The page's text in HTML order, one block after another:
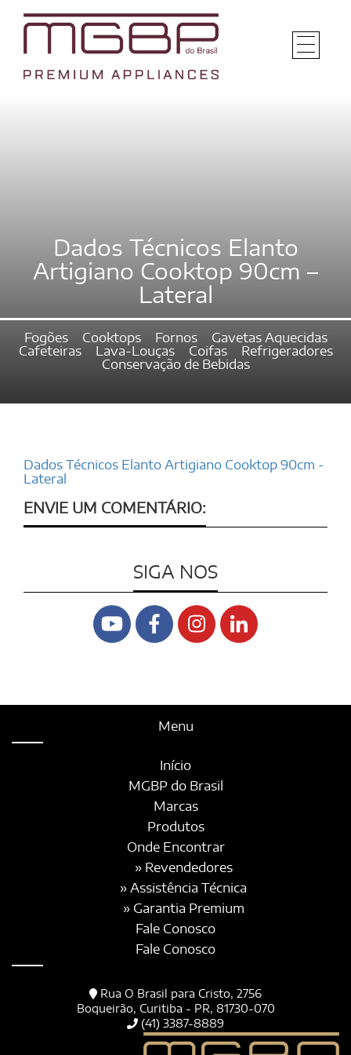
Dados Técnicos Elanto
Artigiano Cooktop 90cm –
Lateral
Fogões Cooktops Fornos
Gavetas Aquecidas
Cafeteiras
Lava-Louças Coifas
Refrigeradores
Conservação de Bebidas
Dados Técnicos Elanto Artigiano Cooktop 90cm -
Lateral
ENVIE UM COMENTÁRIO:
SIGA NOS
Menu
Início
MGBP do Brasil
Marcas
Produtos
Onde Encontrar
» Revendedores
» Assistência Técnica
» Garantia Premium
Fale Conosco
Fale Conosco
Rua O Brasil para Cristo, 2756
Boqueirão, Curitiba - PR, 81730-070
(41) 3387-8889